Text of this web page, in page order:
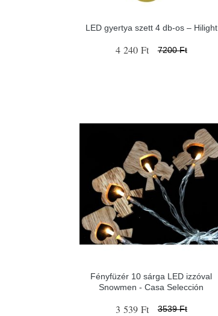
LED gyertya szett 4 db-os – Hilight
4 240 Ft 7200 Ft
Fényfüzér 10 sárga LED izzóval
Snowmen - Casa Selección
3 539 Ft 3539 Ft